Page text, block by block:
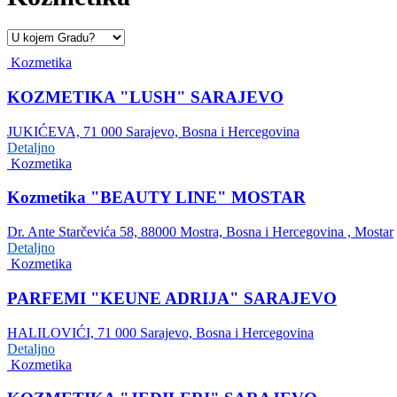
Kozmetika
KOZMETIKA "LUSH" SARAJEVO
JUKIĆEVA, 71 000 Sarajevo, Bosna i Hercegovina
Detaljno
Kozmetika
Kozmetika "BEAUTY LINE" MOSTAR
Dr. Ante Starčevića 58, 88000 Mostra, Bosna i Hercegovina , Mostar
Detaljno
Kozmetika
PARFEMI "KEUNE ADRIJA" SARAJEVO
HALILOVIĆI, 71 000 Sarajevo, Bosna i Hercegovina
Detaljno
Kozmetika